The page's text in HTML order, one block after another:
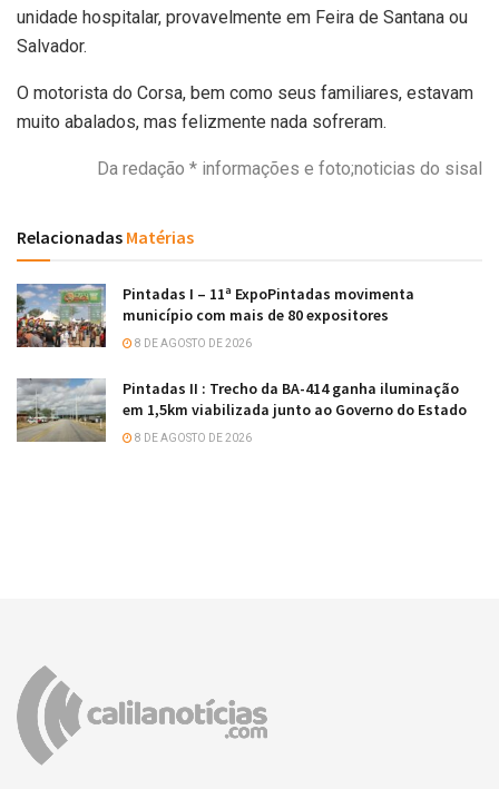
unidade hospitalar, provavelmente em Feira de Santana ou
Salvador.
O motorista do Corsa, bem como seus familiares, estavam
muito abalados, mas felizmente nada sofreram.
Da redação * informações e foto;noticias do sisal
Relacionadas Matérias
Pintadas I – 11ª ExpoPintadas movimenta
município com mais de 80 expositores
8 DE AGOSTO DE 2026
Pintadas II : Trecho da BA-414 ganha iluminação
em 1,5km viabilizada junto ao Governo do Estado
8 DE AGOSTO DE 2026